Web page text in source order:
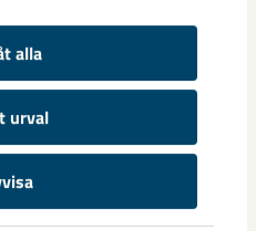
alla
urval
Underground Mining,
deltar).